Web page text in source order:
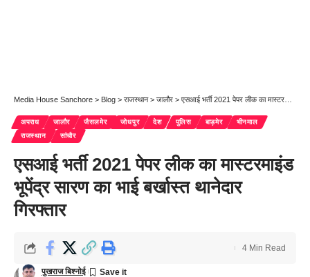
Media House Sanchore > Blog > राजस्थान> जालौर > एसआई भर्ती 2021 पेपर लीक का मास्टरमाइंड भूपेंद्र सारण का भाई बर्खास्त थानेदार गिरफ्तार
अपराध जालौर जैसलमेर जोधपुर देश पुलिस बाड़मेर
भीनमाल
राजस्थान
सांचौर
एसआई भर्ती 2021 पेपर लीक का मास्टरमाइंड
भूपेंद्र सारण का भाई बर्खास्त थानेदार
गिरफ्तार
पुखराज बिश्नोई
4 Min Read